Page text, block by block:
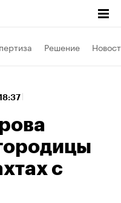
Решение
с